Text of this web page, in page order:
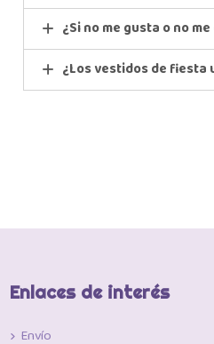
¿Si no me gusta o no
¿Los vestidos de
Enlaces de interés
Envío